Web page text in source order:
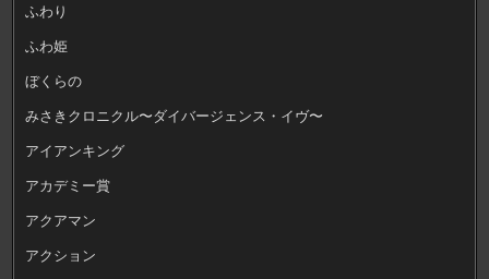
ふわり
ふわ姫
ぼくらの
みさきクロニクル〜ダイバージェンス・イヴ〜
アイアンキング
アカデミー賞
アクアマン
アクション